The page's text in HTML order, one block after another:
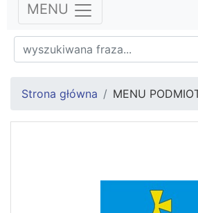
MENU
Strona główna MENU